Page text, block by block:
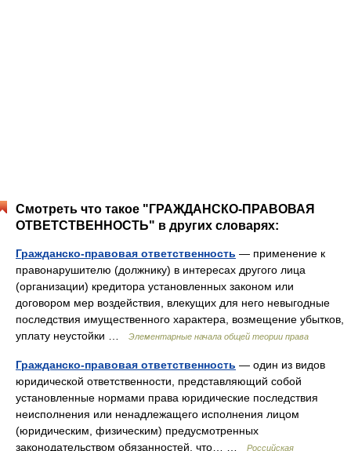
Смотреть что такое "ГРАЖДАНСКО-ПРАВОВАЯ
ОТВЕТСТВЕННОСТЬ" в других словарях:
Гражданско-правовая ответственность — применение к
правонарушителю (должнику) в интересах другого лица
(организации) кредитора установленных законом или
договором мер воздействия, влекущих для него невыгодные
последствия имущественного характера, возмещение убытков,
уплату неустойки …
Элементарные начала общей теории права
Гражданско-правовая ответственность — один из видов
юридической ответственности, представляющий собой
установленные нормами права юридические последствия
неисполнения или ненадлежащего исполнения лицом
(юридическим, физическим) предусмотренных
законодательством обязанностей, что… …
Российская